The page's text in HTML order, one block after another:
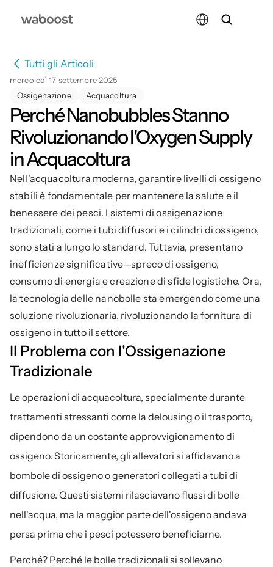
Tutti gli Articoli
mercoledì 17 settembre 2025
Ossigenazione
Acquacoltura
Perché Nanobubbles Stanno
Rivoluzionando l'Oxygen Supply
in Acquacoltura
Nell'acquacoltura moderna, garantire livelli di ossigeno
stabili è fondamentale per mantenere la salute e il
benessere dei pesci. I sistemi di ossigenazione
tradizionali, come i tubi diffusori e i cilindri di ossigeno,
sono stati a lungo lo standard. Tuttavia, presentano
inefficienze significative—spreco di ossigeno,
consumo di energia e creazione di sfide logistiche. Ora,
la tecnologia delle nanobolle sta emergendo come una
soluzione rivoluzionaria, rivoluzionando la fornitura di
ossigeno in tutto il settore.
Il Problema con l'Ossigenazione
Tradizionale
Le operazioni di acquacoltura, specialmente durante
trattamenti stressanti come la delousing o il trasporto,
dipendono da un costante approvvigionamento di
ossigeno. Storicamente, gli allevatori si affidavano a
bombole di ossigeno o generatori collegati a tubi di
diffusione. Questi sistemi rilasciavano flussi di bolle
nell'acqua, ma la maggior parte dell'ossigeno andava
persa prima che i pesci potessero beneficiarne.
Perché? Perché le bolle tradizionali si sollevano